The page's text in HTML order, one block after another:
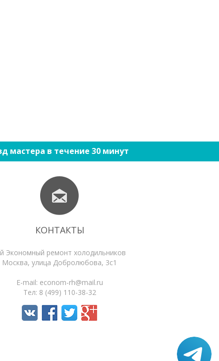
мастера в течение 30 минут
КОНТАКТЫ
Экономный ремонт холодильников
Москва, улица Добролюбова, 3с1
E-mail: econom-rh@mail.ru
Тел: 8 (499) 110-38-32